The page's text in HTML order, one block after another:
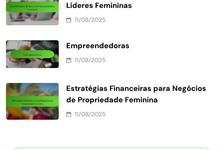
Líderes Femininas
11/08/2025
Empreendedoras
11/08/2025
Estratégias Financeiras para Negócios
de Propriedade Feminina
11/08/2025